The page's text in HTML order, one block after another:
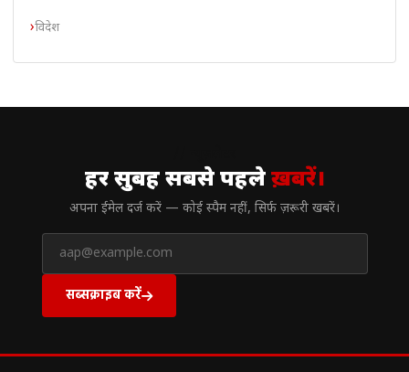
विदेश
हर सुबह सबसे पहलेख़बरें।
अपना ईमेल दर्ज करें — कोई स्पैम नहीं, सिर्फ ज़रूरी खबरें।
सब्सक्राइब करें